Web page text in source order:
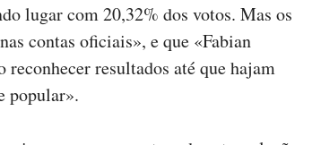
lugar com 20,32% dos votos. Mas os
contas oficiais», e que «Fabian
resultados até que hajam
popular».